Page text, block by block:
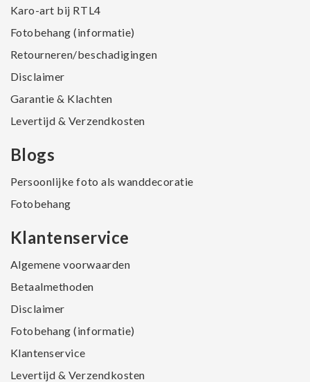
Karo-art bij RTL4
Fotobehang (informatie)
Retourneren/beschadigingen
Disclaimer
Garantie & Klachten
Levertijd & Verzendkosten
Blogs
Persoonlijke foto als wanddecoratie
Fotobehang
Klantenservice
Algemene voorwaarden
Betaalmethoden
Disclaimer
Fotobehang (informatie)
Klantenservice
Levertijd & Verzendkosten